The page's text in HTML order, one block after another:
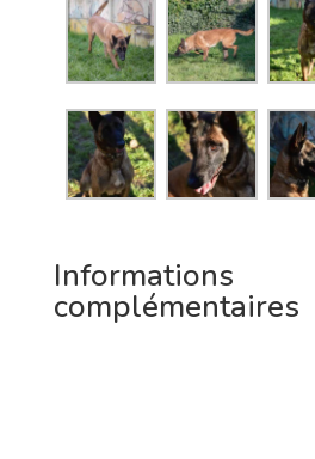
Informations
complémentaires